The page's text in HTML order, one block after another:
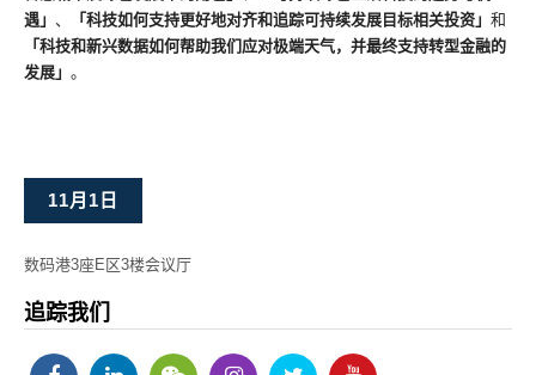
遇」 、 「科技如何支持更好地对齐和追踪可持续发展目标相关投资」 和
「科技和新兴数据如何帮助我们应对极端天气，并最终支持转型金融的
发展」 。
11月1日
数码港3座E区3楼会议厅
追踪我们